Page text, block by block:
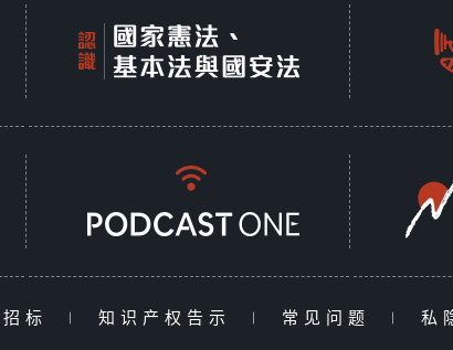
招标 | 知识产权告示 | 常见问题 | 私